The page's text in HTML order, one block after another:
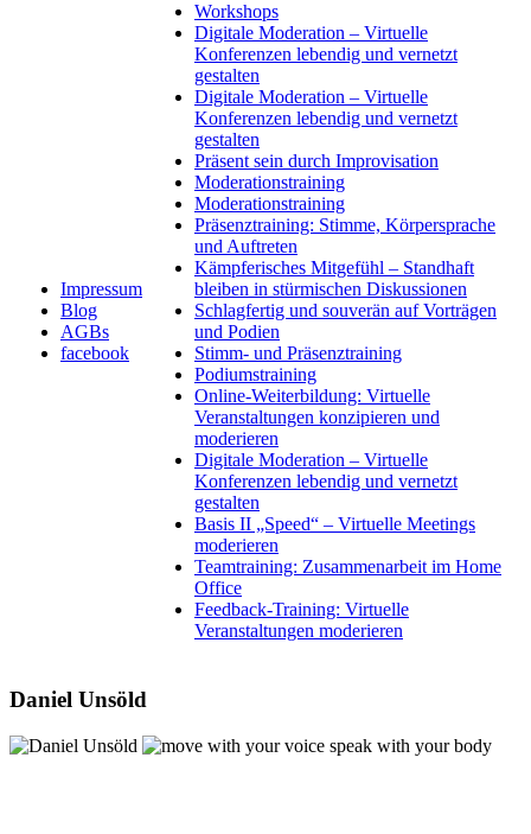
Impressum
Blog
AGBs
facebook
Workshops
Digitale Moderation – Virtuelle
Konferenzen lebendig und vernetzt
gestalten
Digitale Moderation – Virtuelle
Konferenzen lebendig und vernetzt
gestalten
Präsent sein durch Improvisation
Moderationstraining
Moderationstraining
Präsenztraining: Stimme, Körpersprache
und Auftreten
Kämpferisches Mitgefühl – Standhaft
bleiben in stürmischen Diskussionen
Schlagfertig und souverän auf Vorträgen
und Podien
Stimm- und Präsenztraining
Podiumstraining
Online-Weiterbildung: Virtuelle
Veranstaltungen konzipieren und
moderieren
Digitale Moderation – Virtuelle
Konferenzen lebendig und vernetzt
gestalten
Basis II „Speed“ – Virtuelle Meetings
moderieren
Teamtraining: Zusammenarbeit im Home
Office
Feedback-Training: Virtuelle
Veranstaltungen moderieren
Daniel Unsöld